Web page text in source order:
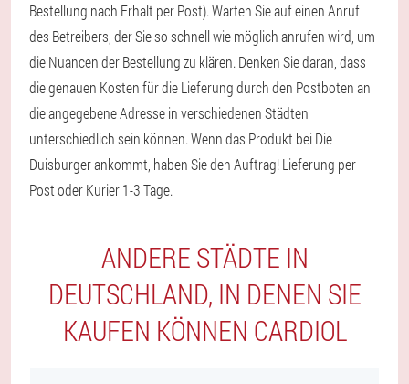
Bestellung nach Erhalt per Post). Warten Sie auf einen Anruf
des Betreibers, der Sie so schnell wie möglich anrufen wird, um
die Nuancen der Bestellung zu klären. Denken Sie daran, dass
die genauen Kosten für die Lieferung durch den Postboten an
die angegebene Adresse in verschiedenen Städten
unterschiedlich sein können. Wenn das Produkt bei Die
Duisburger ankommt, haben Sie den Auftrag! Lieferung per
Post oder Kurier 1-3 Tage.
ANDERE STÄDTE IN
DEUTSCHLAND, IN DENEN SIE
KAUFEN KÖNNEN CARDIOL